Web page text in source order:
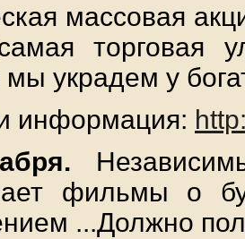
массовая
торговая
мы украдем у
информация:
фильмы о
...Должно